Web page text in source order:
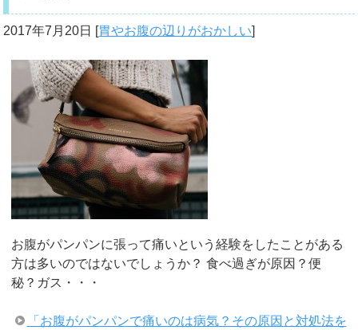
2017年7月20日 [胃やお腹の辺りがおかしい]
お腹がパンパンに張って痛いという経験をしたことがある
方は多いのではないでしょうか？ 食べ過ぎが原因？便
秘？ガス・・・
「お腹がパンパンで痛いのは病気？その原因と対処法を